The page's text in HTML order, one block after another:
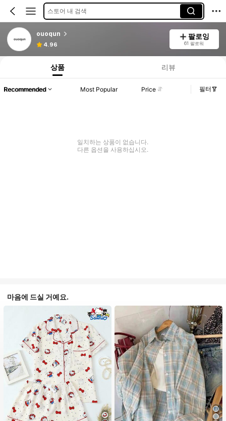
스토어 내 검색
ouoqun
4.96
팔로잉
61 팔로워
상품 리뷰
Recommended Most Popular Price 필터
일치하는 상품이 없습니다.
다른 옵션을 사용하십시오.
마음에 드실 거예요.